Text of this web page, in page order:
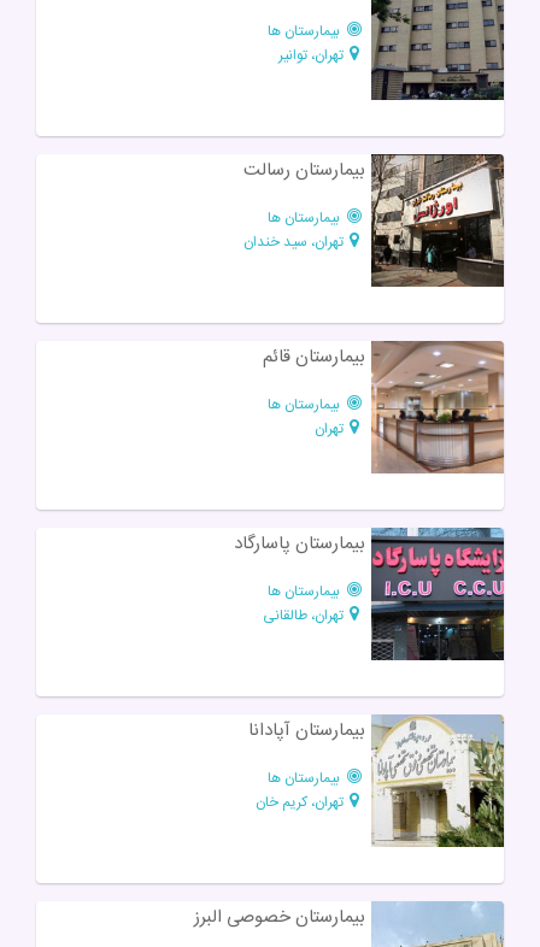
بیمارستان ها
تهران، توانیر
بیمارستان رسالت
بیمارستان ها
تهران، سید خندان
بیمارستان قائم
بیمارستان ها
تهران
بیمارستان پاسارگاد
بیمارستان ها
تهران، طالقانی
بیمارستان آپادانا
بیمارستان ها
تهران، کریم خان
بیمارستان خصوصی البرز